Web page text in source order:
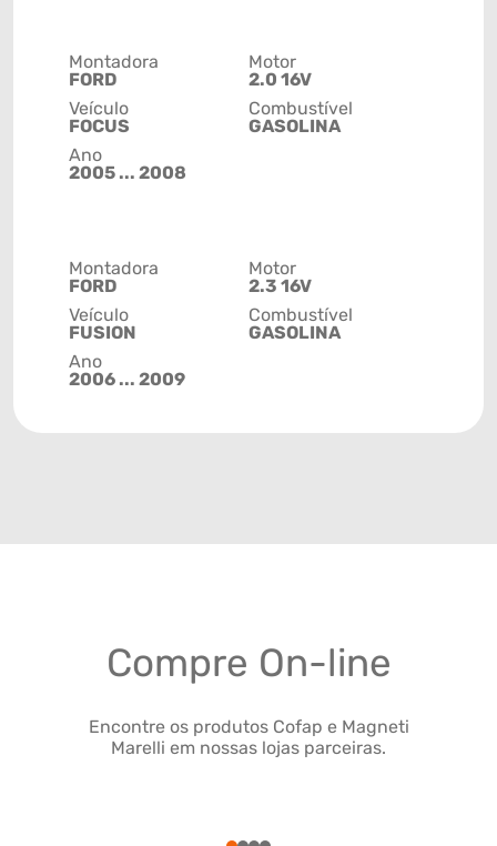
Montadora
FORD
Veículo
FOCUS
Ano
2005 ... 2008
Motor
2.0 16V
Combustível
GASOLINA
Montadora
FORD
Veículo
FUSION
Ano
2006 ... 2009
Motor
2.3 16V
Combustível
GASOLINA
Compre On-line
Encontre os produtos Cofap e Magneti
Marelli em nossas lojas parceiras.